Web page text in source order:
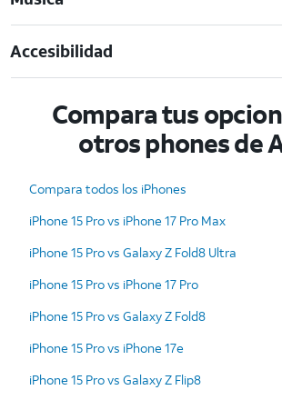
Accesibilidad
Compara tus
otros phones de
Compara todos los iPhones
iPhone 15 Pro vs iPhone 17 Pro Max
iPhone 15 Pro vs Galaxy Z Fold8 Ultra
iPhone 15 Pro vs iPhone 17 Pro
iPhone 15 Pro vs Galaxy Z Fold8
iPhone 15 Pro vs iPhone 17e
iPhone 15 Pro vs Galaxy Z Flip8